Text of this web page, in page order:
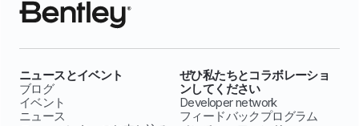
ニュースとイベント
ブログ
イベント
ニュース
ぜひ私たちとコラボレーショ
ンしてください
Developer network
フィードバックプログラム